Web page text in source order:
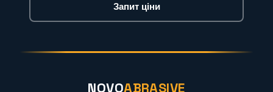
Запит ціни
NOVOABRASIVE